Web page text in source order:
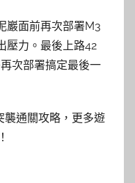
巖面前再次部署M3
壓力。最後上路42
次部署搞定最後一
襲通關攻略，更多遊